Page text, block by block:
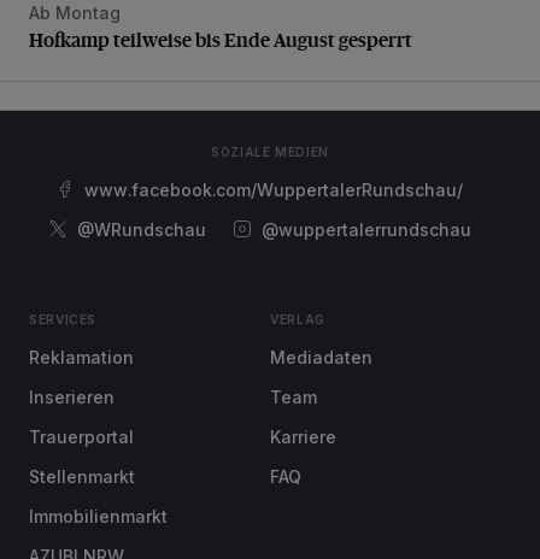
Hofkamp teilweise bis Ende August gesperrt
Ab Montag
Hofkamp teilweise bis Ende August gesperrt
SOZIALE MEDIEN
www.facebook.com/WuppertalerRundschau/
@WRundschau
@wuppertalerrundschau
SERVICES
Reklamation
Inserieren
Trauerportal
Stellenmarkt
Immobilienmarkt
VERLAG
Mediadaten
Team
Karriere
FAQ